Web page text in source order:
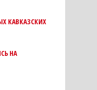
КАВКАЗСКИХ
НА